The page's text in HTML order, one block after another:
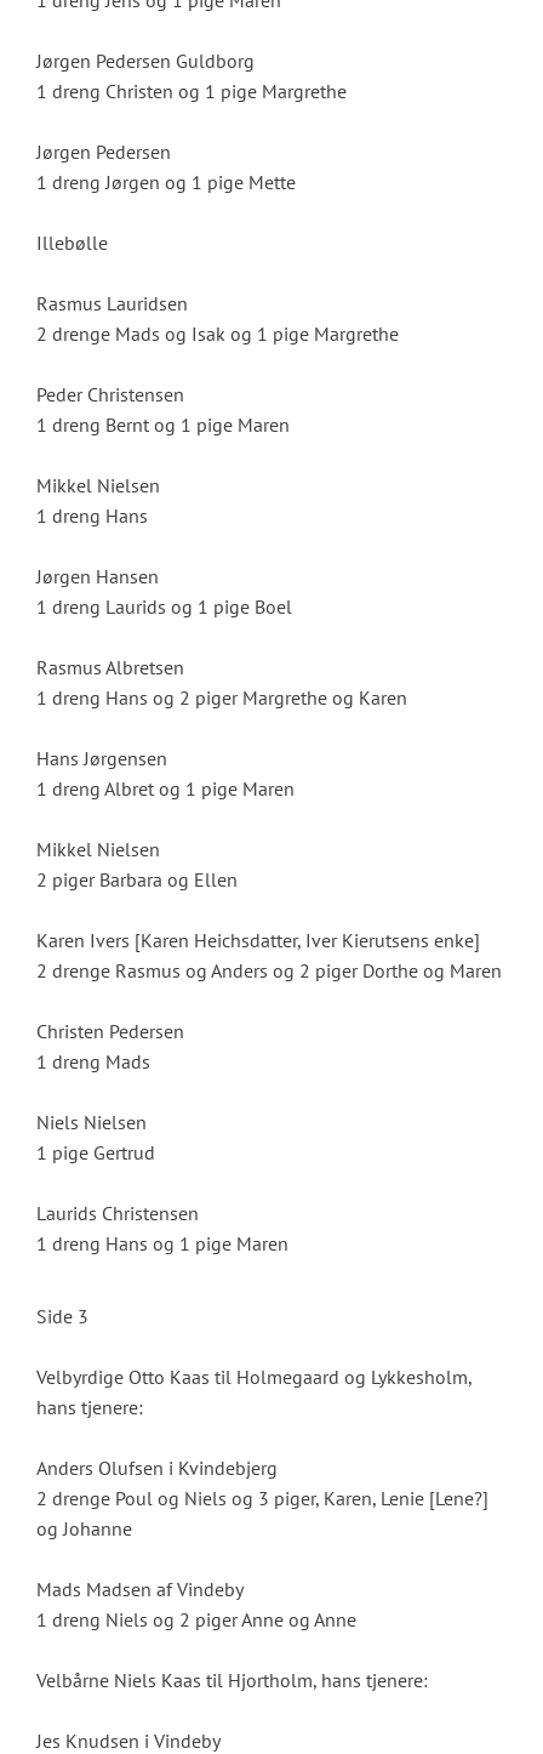
Jørgen Pedersen Guldborg
1 dreng Christen og 1 pige Margrethe
Jørgen Pedersen
1 dreng Jørgen og 1 pige Mette
Illebølle
Rasmus Lauridsen
2 drenge Mads og Isak og 1 pige Margrethe
Peder Christensen
1 dreng Bernt og 1 pige Maren
Mikkel Nielsen
1 dreng Hans
Jørgen Hansen
1 dreng Laurids og 1 pige Boel
Rasmus Albretsen
1 dreng Hans og 2 piger Margrethe og Karen
Hans Jørgensen
1 dreng Albret og 1 pige Maren
Mikkel Nielsen
2 piger Barbara og Ellen
Karen Ivers [Karen Heichsdatter, Iver Kierutsens enke]
2 drenge Rasmus og Anders og 2 piger Dorthe og Maren
Christen Pedersen
1 dreng Mads
Niels Nielsen
1 pige Gertrud
Laurids Christensen
1 dreng Hans og 1 pige Maren
Side 3
Velbyrdige Otto Kaas til Holmegaard og Lykkesholm,
hans tjenere:
Anders Olufsen i Kvindebjerg
2 drenge Poul og Niels og 3 piger, Karen, Lenie [Lene?]
og Johanne
Mads Madsen af Vindeby
1 dreng Niels og 2 piger Anne og Anne
Velbårne Niels Kaas til Hjortholm, hans tjenere:
Jes Knudsen i Vindeby